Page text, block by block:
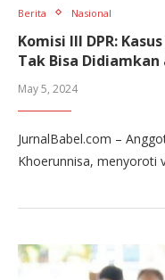
Berita Nasional
Komisi III DPR:
Tak Bisa
May 5, 2024
JurnalBabel.com –
Khoerunnisa, menyoroti